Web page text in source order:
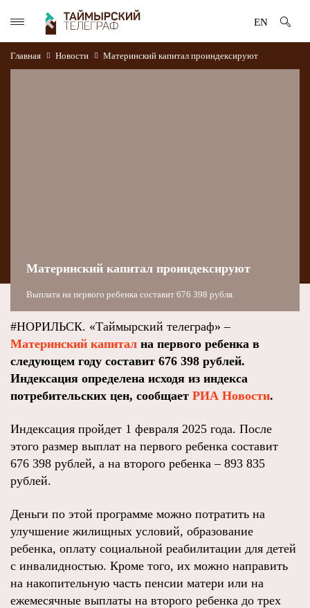
EN
Главная Новости Материнский капитал проиндексируют
Материнский капитал проиндексируют
Выплата на первого ребенка составит 676 398 рубля.
#НОРИЛЬСК. «Таймырский телеграф» –
Материнский капитал на первого ребенка в
следующем году составит 676 398 рублей.
Индексация определена исходя из индекса
потребительских цен, сообщает РИА Новости.
Индексация пройдет 1 февраля 2025 года. После
этого размер выплат на первого ребенка составит
676 398 рублей, а на второго ребенка – 893 835
рублей.
Деньги по этой программе можно потратить на
улучшение жилищных условий, образование
ребенка, оплату социальной реабилитации для детей
с инвалидностью. Кроме того, их можно направить
на накопительную часть пенсии матери или на
ежемесячные выплаты на второго ребенка до трех